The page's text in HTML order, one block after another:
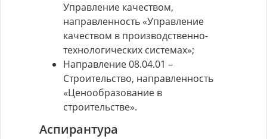
Управление качеством,
направленность «Управление
качеством в производственно-
технологических системах»;
Направление 08.04.01 –
Строительство, направленность
«Ценообразование в
строительстве».
Аспирантура